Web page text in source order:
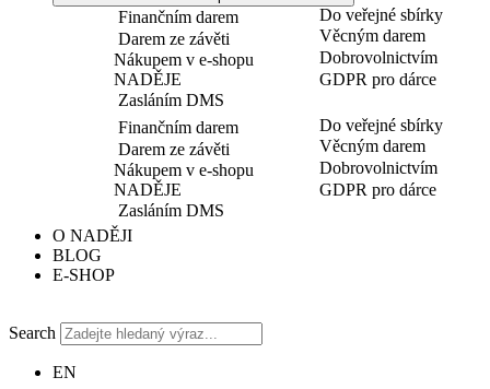
Finančním darem
Darem ze závěti
Nákupem v e-shopu
NADĚJE
Zasláním DMS
Do veřejné sbírky
Věcným darem
Dobrovolnictvím
GDPR pro dárce
Finančním darem
Darem ze závěti
Nákupem v e-shopu
NADĚJE
Zasláním DMS
Do veřejné sbírky
Věcným darem
Dobrovolnictvím
GDPR pro dárce
O NADĚJI
BLOG
E-SHOP
Search
EN